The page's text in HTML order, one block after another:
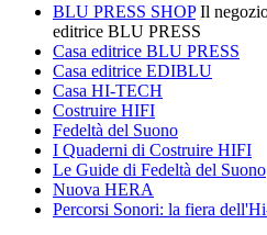
BLU PRESS SHOPIl
editrice BLU PRESS
Casa editrice BLU PRESS
Casa editrice EDIBLU
Casa HI-TECH
Costruire HIFI
Fedeltà del Suono
I Quaderni di Costruire HIFI
Le Guide di Fedeltà del Suono
Nuova HERA
Percorsi Sonori: la fiera